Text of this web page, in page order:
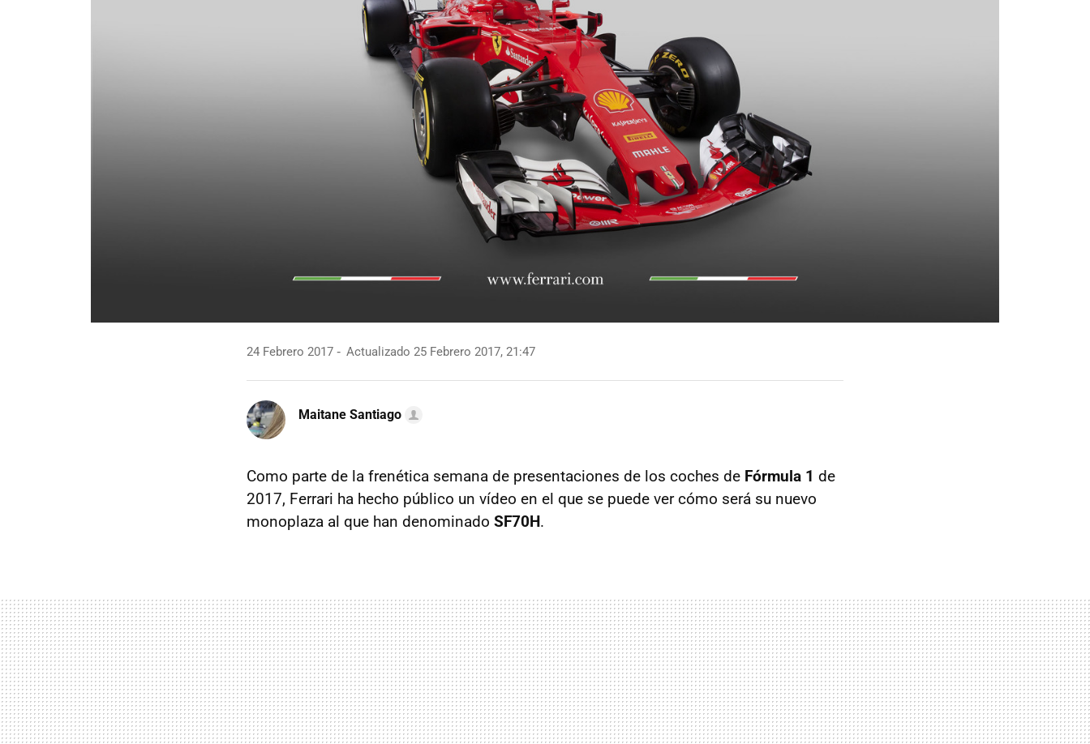
24 Febrero 2017 Actualizado 25 Febrero 2017, 21:47
Maitane Santiago
Como parte de la frenética semana de presentaciones de los coches de Fórmula 1 de
2017, Ferrari ha hecho público un vídeo en el que se puede ver cómo será su nuevo
monoplaza al que han denominado SF70H.